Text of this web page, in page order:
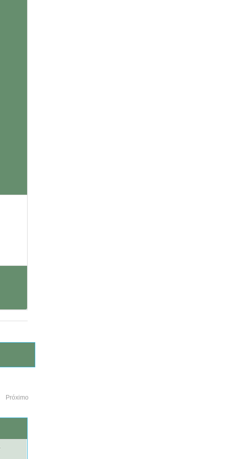
Próximo